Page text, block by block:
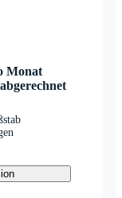
Monat